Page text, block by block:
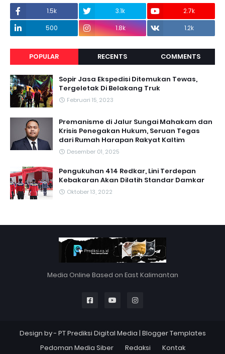
1.5k 3.1k
2.7k
500
1.8k 1.2k
POPULAR RECENTS COMMENTS
Sopir Jasa Ekspedisi Ditemukan Tewas,
Tergeletak Di Belakang Truk
Februari 15, 2023
Premanisme di Jalur Sungai Mahakam dan
Krisis Penegakan Hukum, Seruan Tegas
dari Rumah Harapan Rakyat Kaltim
Desember 01, 2025
Pengukuhan 414 Redkar, Lini Terdepan
Kebakaran Akan Dilatih Standar Damkar
Oktober 13, 2022
Media Online Based on East Kalimantan
Design by - PT Prediksi Digital Media | Blogger Templates
Pedoman Media Siber
Redaksi Kontak